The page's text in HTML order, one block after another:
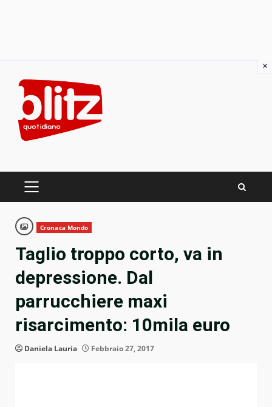
content
PRIMARY
Cronaca Mondo
Taglio troppo corto, va in
depressione. Dal
parrucchiere maxi
risarcimento: 10mila euro
Daniela Lauria Febbraio 27, 2017
×